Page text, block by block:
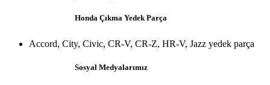
Honda Çıkma Yedek Parça
Accord, City, Civic, CR-V, CR-Z, HR-V, Jazz yedek parça
Sosyal Medyalarımız